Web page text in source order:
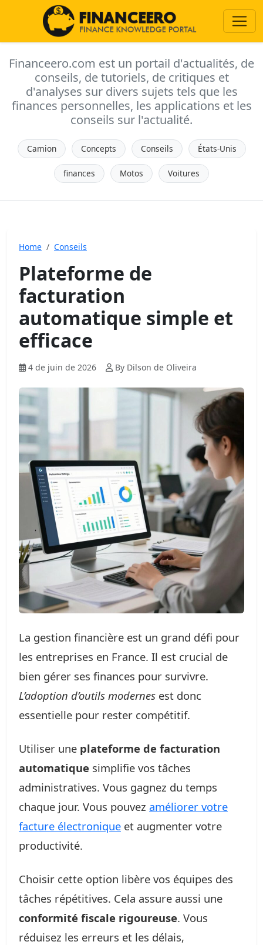
Financeero.com est un portail d'actualités, de
conseils, de tutoriels, de critiques et
d'analyses sur divers sujets tels que les
finances personnelles, les applications et les
conseils sur l'actualité.
Camion Concepts Conseils États-Unis
finances Motos Voitures
Home Conseils
Plateforme de
facturation
automatique simple et
efficace
4 de juin de 2026 By Dilson de Oliveira
La gestion financière est un grand défi pour
les entreprises en France. Il est crucial de
bien gérer ses finances pour survivre.
L’adoption d’outils modernes est donc
essentielle pour rester compétitif.
Utiliser une plateforme de facturation
automatique simplifie vos tâches
administratives. Vous gagnez du temps
chaque jour. Vous pouvez améliorer votre
facture électronique et augmenter votre
productivité.
Choisir cette option libère vos équipes des
tâches répétitives. Cela assure aussi une
conformité fiscale rigoureuse. Vous
réduisez les erreurs et les délais,